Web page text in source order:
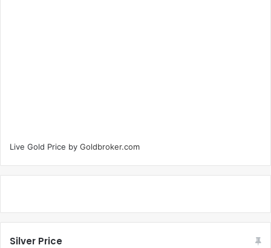
Live Gold Price by Goldbroker.com
Silver Price